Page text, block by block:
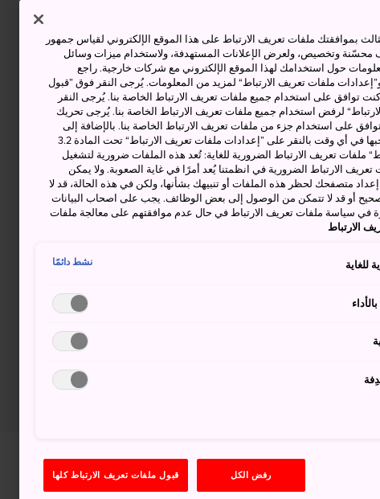
عرض على خرائط غوغل (Google Maps)
بموافقتك ملفات تعريف الارتباط على هذا الموقع الإلكتروني لقياس جمهور
محسّنة وتخصيص، ولعرض الإعلانات المستهدفة، ولاستخدام ميزات وسائل
حول استخدامك لهذا الموقع الإلكتروني مع شركات خارجية. راجع
ملفات تعريف الارتباط“ لمزيد من المعلومات. يُرجى النقر فوق ”قبول
توافق على استخدام جميع ملفات تعريف الارتباط الخاصة بنا. يُرجى النقر
لرفض استخدام جميع ملفات تعريف الارتباط الخاصة بنا. يُرجى تحريك
على استخدام جزء من ملفات تعريف الارتباط الخاصة بنا. بالإضافة إلى
ذلك، يمكنك تغيير موافقتك أو سحبها في أي وقت بالنقر على ”إعدادات ملفات تعريف الارتباط“ تحت المادة 3.2
ملفات تعريف الارتباط الضرورية للغاية: تُعد هذه الملفات ضرورية لتشغيل
تعريف الارتباط الضرورية في انظمتنا يُعد أمرًا في غاية الصعوبة. ولا يمكن
متصفحك لحظر هذه الملفات أو تنبيهك بشأنها، ولكن في هذه الحالة، قد لا
أو قد لا تتمكن من الوصول إلى بعض الوظائف. يجب على اصحاب البيانات
في سياسة ملفات تعريف الارتباط في حال عدم موافقتهم على معالجة ملفات
الارتباط
للغاية نشط دائمًا
رفض الكل قبول ملفات تعريف الارتباط كلها